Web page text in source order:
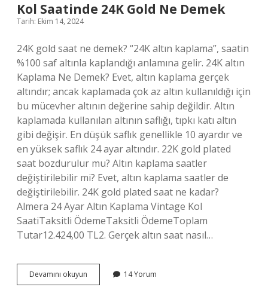
Kol Saatinde 24K Gold Ne Demek
Tarih: Ekim 14, 2024
24K gold saat ne demek? “24K altın kaplama”, saatin
%100 saf altınla kaplandığı anlamına gelir. 24K altın
Kaplama Ne Demek? Evet, altın kaplama gerçek
altındır; ancak kaplamada çok az altın kullanıldığı için
bu mücevher altının değerine sahip değildir. Altın
kaplamada kullanılan altının saflığı, tıpkı katı altın
gibi değişir. En düşük saflık genellikle 10 ayardır ve
en yüksek saflık 24 ayar altındır. 22K gold plated
saat bozdurulur mu? Altın kaplama saatler
değiştirilebilir mi? Evet, altın kaplama saatler de
değiştirilebilir. 24K gold plated saat ne kadar?
Almera 24 Ayar Altın Kaplama Vintage Kol
SaatiTaksitli ÖdemeTaksitli ÖdemeToplam
Tutar12.424,00 TL2. Gerçek altın saat nasıl…
Devamını okuyun
Saatinde
14 Yorum